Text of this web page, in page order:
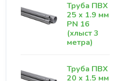
Труба ПВХ
25 х 1.9 мм
PN 16
(хлыст 3
метра)
Труба ПВХ
20 х 1.5 мм